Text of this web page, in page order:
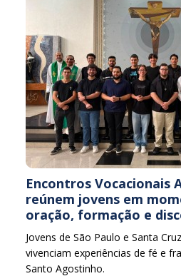
Encontros Vocacionais
reúnem jovens em
oração, formação e
Jovens de São Paulo e Santa
vivenciam experiências de fé e
Santo Agostinho.